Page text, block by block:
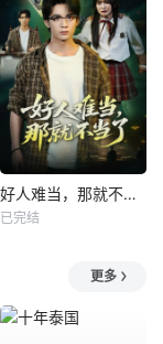
好人难当，那就不当了
已完结
更多